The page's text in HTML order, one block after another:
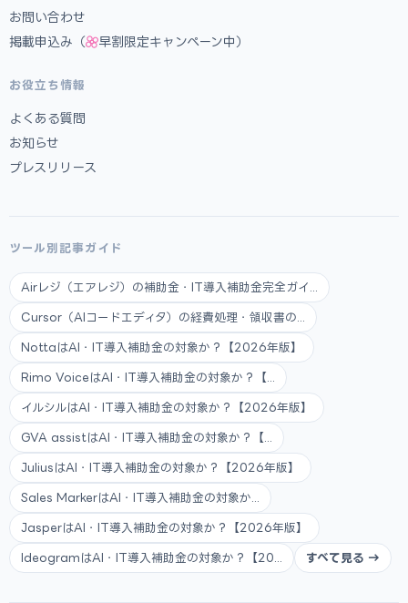
お問い合わせ
掲載申込み（
早割限定キャンペーン中）
お役立ち情報
よくある質問
お知らせ
プレスリリース
ツール別記事ガイド
Airレジ（エアレジ）の補助金・IT導入補助金完全ガイ...
Cursor（AIコードエディタ）の経費処理・領収書の...
NottaはAI・IT導入補助金の対象か？【2026年版】
Rimo VoiceはAI・IT導入補助金の対象か？【...
イルシルはAI・IT導入補助金の対象か？【2026年版】
GVA assistはAI・IT導入補助金の対象か？【...
JuliusはAI・IT導入補助金の対象か？【2026年版】
Sales MarkerはAI・IT導入補助金の対象か...
JasperはAI・IT導入補助金の対象か？【2026年版】
IdeogramはAI・IT導入補助金の対象か？【20... すべて見る →